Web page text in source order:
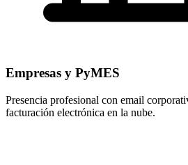
Empresas y PyMES
Presencia profesional con email
facturación electrónica en la nube.